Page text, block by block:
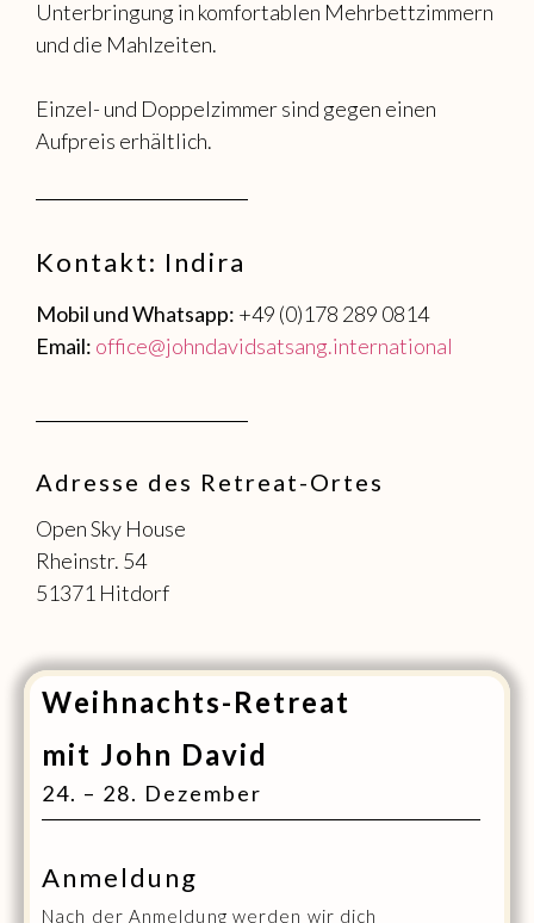
Unterbringung in komfortablen Mehrbettzimmern
und die Mahlzeiten.
Einzel- und Doppelzimmer sind gegen einen
Aufpreis erhältlich.
Kontakt: Indira
Mobil und Whatsapp: +49 (0)178 289 0814
Email: office@johndavidsatsang.international
Adresse des Retreat-Ortes
Open Sky House
Rheinstr. 54
51371 Hitdorf
Weihnachts-Retreat
mit John David
24. – 28. Dezember
Anmeldung
Nach der Anmeldung werden wir dich